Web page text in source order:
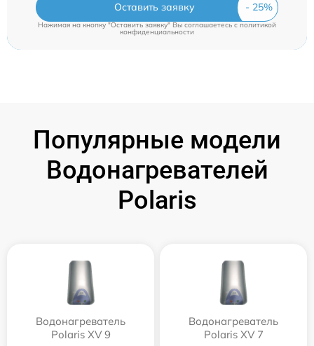
Оставить заявку
Нажимая на кнопку "Оставить заявку" Вы соглашаетесь cполитикой
конфиденциальности
Популярные модели
Водонагревателей
Polaris
Водонагреватель
Polaris XV 9
Водонагреватель
Polaris XV 7